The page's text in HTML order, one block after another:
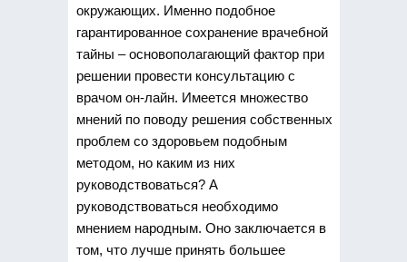
окружающих. Именно подобное
гарантированное сохранение врачебной
тайны – основополагающий фактор при
решении провести консультацию с
врачом он-лайн. Имеется множество
мнений по поводу решения собственных
проблем со здоровьем подобным
методом, но каким из них
руководствоваться? А
руководствоваться необходимо
мнением народным. Оно заключается в
том, что лучше принять большее